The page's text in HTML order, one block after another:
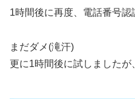
1時間後に再度、電話番号認
まだダメ(滝汗)
更に1時間後に試しましたが